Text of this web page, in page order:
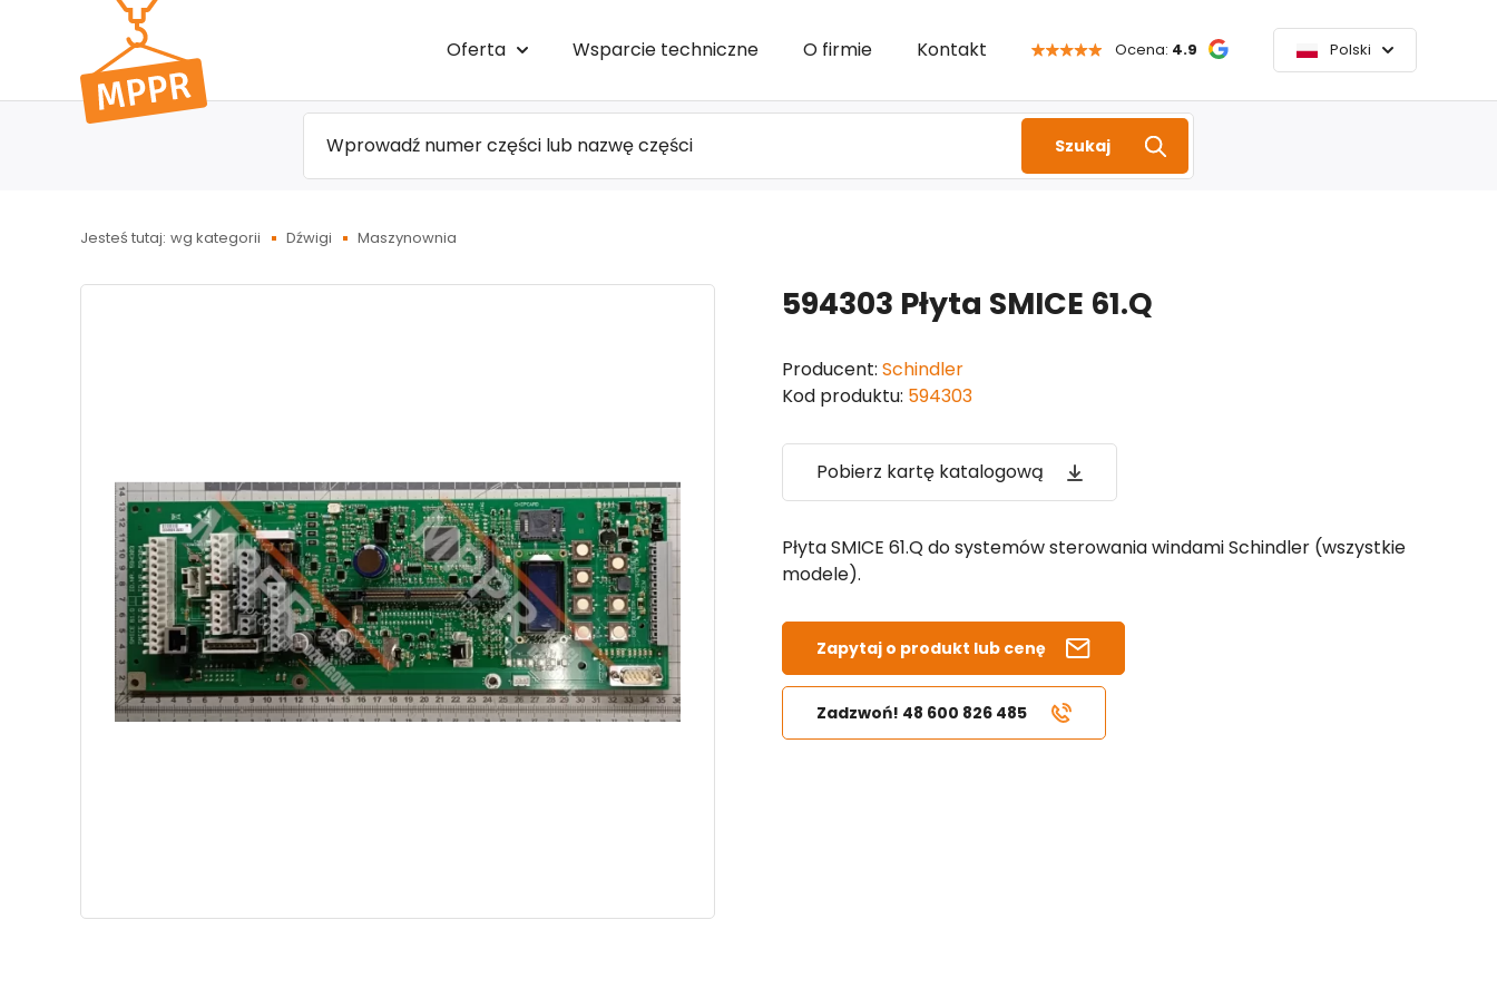
do menu
głównego
Oferta Wsparcie techniczne O firmie Kontakt Ocena: 4.9 Polski
Szukaj
Jesteś tutaj: wg kategorii Dźwigi Maszynownia
594303 Płyta SMICE 61.Q
Producent: Schindler
Kod produktu: 594303
Pobierz kartę katalogową
Płyta SMICE 61.Q do systemów sterowania windami Schindler (wszystkie
modele).
Zapytaj o produkt lub cenę
Zadzwoń! 48 600 826 485